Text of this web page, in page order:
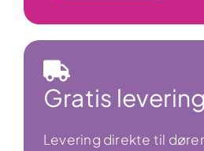
Gratis levering
Levering direkte til